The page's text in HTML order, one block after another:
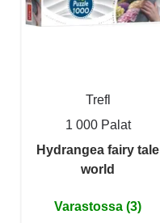
Trefl
1 000 Palat
Hydrangea fairy tale
world
Varastossa (3)